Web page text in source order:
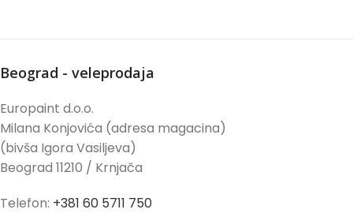
Beograd - veleprodaja
Europaint d.o.o.
Milana Konjovića (adresa magacina)
(bivša Igora Vasiljeva)
Beograd 11210 / Krnjača
Telefon: +381 60 5711 750